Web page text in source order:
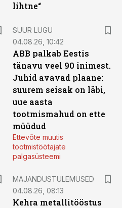
lihtne“
SUUR LUGU
04.08.26, 10:42
ABB palkab Eestis
tänavu veel 90 inimest.
Juhid avavad plaane:
suurem seisak on läbi,
uue aasta
tootmismahud on ette
müüdud
Ettevõte muutis
tootmistöötajate
palgasüsteemi
MAJANDUSTULEMUSED
04.08.26, 08:13
Kehra metallitööstus